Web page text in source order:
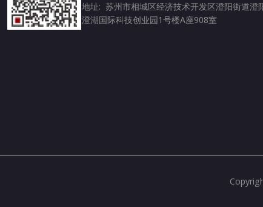
地址: 苏州市相城区经济技术开发区澄阳街道澄
澄湖国际科技创业园1号楼A座908室